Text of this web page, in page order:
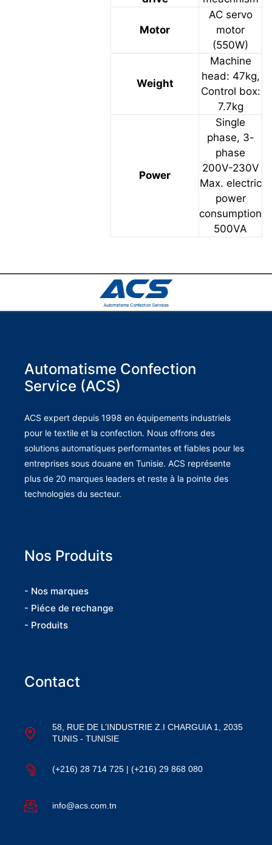
Motor
AC servo
motor
(550W)
Weight
Machine
head: 47kg,
Control box:
7.7kg
Power
Single
phase, 3-
phase
200V-230V
Max. electric
power
consumption
500VA
Automatisme Confection
Service (ACS)
ACS expert depuis 1998 en équipements industriels
pour le textile et la confection. Nous offrons des
solutions automatiques performantes et fiables pour les
entreprises sous douane en Tunisie. ACS représente
plus de 20 marques leaders et reste à la pointe des
technologies du secteur.
Nos Produits
- Nos marques
- Piéce de rechange
- Produits
Contact
58, RUE DE L’INDUSTRIE Z.I CHARGUIA 1, 2035
TUNIS - TUNISIE
(+216) 28 714 725 | (+216) 29 868 080
info@acs.com.tn